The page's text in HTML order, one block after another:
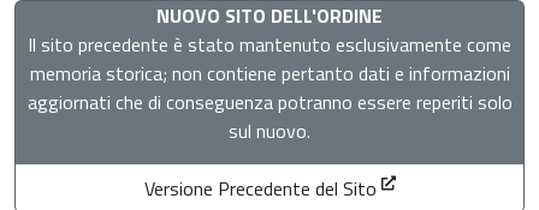
NUOVO SITO DELL'ORDINE
Il sito precedente è stato mantenuto esclusivamente come
memoria storica; non contiene pertanto dati e informazioni
aggiornati che di conseguenza potranno essere reperiti solo
sul nuovo.
Versione Precedente del Sito